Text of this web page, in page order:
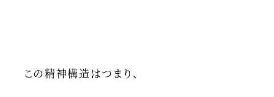
この精神構造はつまり、